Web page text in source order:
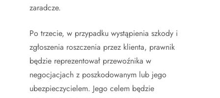
zaradcze.
Po trzecie, w przypadku wystąpienia szkody i
zgłoszenia roszczenia przez klienta, prawnik
będzie reprezentował przewoźnika w
negocjacjach z poszkodowanym lub jego
ubezpieczycielem. Jego celem będzie